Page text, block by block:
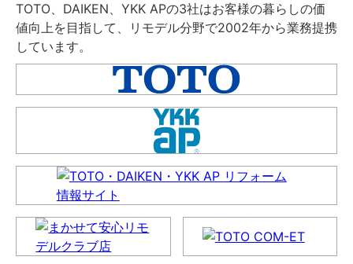
TOTO、DAIKEN、YKK APの3社はお客様の暮らしの価
値向上を目指して、リモデル分野で2002年から業務提携
しています。